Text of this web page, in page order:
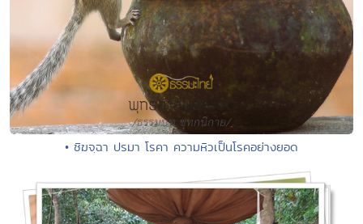
• ชิฆจฺฉา ปรมา โรคา ความหิวเป็นโรคอย่างยอด